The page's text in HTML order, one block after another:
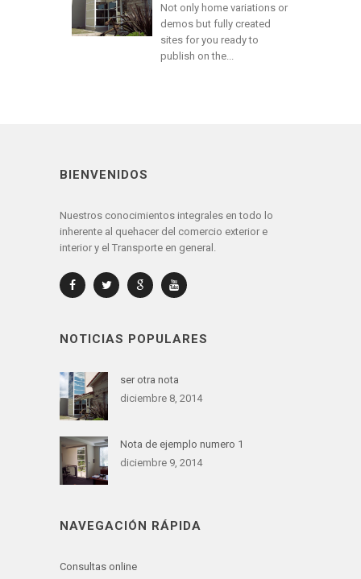
Not only home variations or
demos but fully created
sites for you ready to
publish on the...
BIENVENIDOS
Nuestros conocimientos integrales en todo lo
inherente al quehacer del comercio exterior e
interior y el Transporte en general.
NOTICIAS POPULARES
ser otra nota
diciembre 8, 2014
Nota de ejemplo numero 1
diciembre 9, 2014
NAVEGACIÓN RÁPIDA
Consultas online